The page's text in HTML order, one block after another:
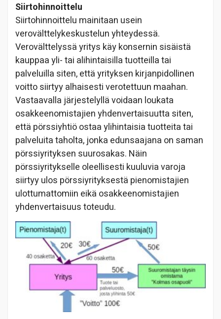
Siirtohinnoittelu
Siirtohinnoittelu mainitaan usein
verovälttelykeskustelun yhteydessä.
Verovälttelyssä yritys käy konsernin sisäistä
kauppaa yli- tai alihintaisilla tuotteilla tai
palveluilla siten, että yrityksen kirjanpidollinen
voitto siirtyy alhaisesti verotettuun maahan.
Vastaavalla järjestelyllä voidaan loukata
osakkeenomistajien yhdenvertaisuutta siten,
että pörssiyhtiö ostaa ylihintaisia tuotteita tai
palveluita taholta, jonka edunsaajana on saman
pörssiyrityksen suurosakas. Näin
pörssiyritykselle oleellisesti kuuluvia varoja
siirtyy ulos pörssiyrityksestä pienomistajien
ulottumattomiin eikä osakkeenomistajien
yhdenvertaisuus toteudu.